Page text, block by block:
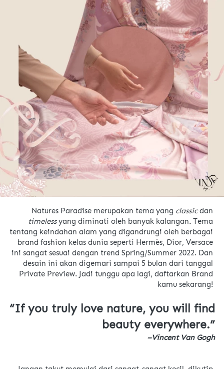
Natures Paradise merupakan tema yang classic
timeless yang diminati oleh banyak kalangan. Tema
tentang keindahan alam yang digandrungi oleh berbagai
brand fashion kelas dunia seperti Hermès, Dior, Versace
ini sangat sesuai dengan trend Spring/Summer 2022. Dan
desain ini akan digemari sampai 5 bulan dari tanggal
Private Preview. Jadi tunggu apa lagi, daftarkan Brand
kamu sekarang!
“If you truly love nature, you will find
beauty everywhere.”
–Vincent Van Gogh